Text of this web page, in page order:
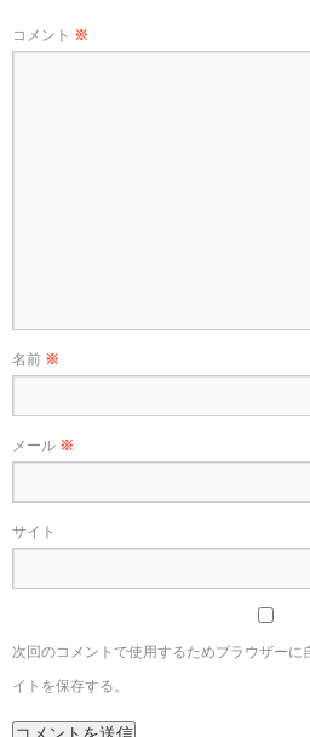
コメント ※
名前 ※
メール ※
サイト
次回のコメントで使用するためブラウザー
イトを保存する。